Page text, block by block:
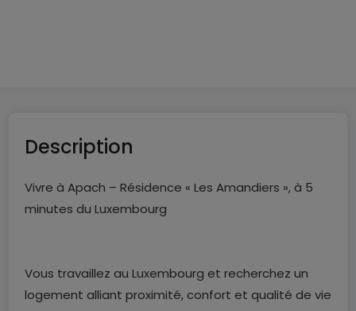
Description
Vivre à Apach – Résidence « Les Amandiers », à 5
minutes du Luxembourg
Vous travaillez au Luxembourg et recherchez un
logement alliant proximité, confort et qualité de vie